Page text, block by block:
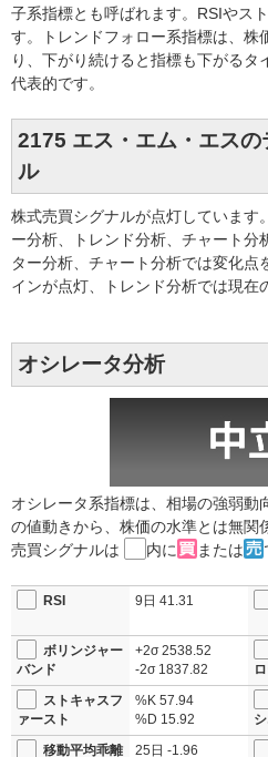
子系指標とも呼ばれます。RSIやス
す。トレンドフォロー系指標は、株
り、下がり続けると指標も下がる
代表的です。
2175 エス・エム・エス
ル
株式売買シグナルが点灯しています
ー分析、トレンド分析、チャート分
ター分析、チャート分析では変化
インが点灯、トレンド分析では現在
オシレータ分析
オシレータ系指標は、相場の強弱動
の値動きから、株価の水準とは無関
売買シグナルは
内に または
RSI 9日 41.31
ボリンジャー
バンド
+2σ2538.52
-2σ 1837.82
ストキャスフ
ァースト
%K 57.94
%D 15.92
移動平均乖離 25日 -1.96